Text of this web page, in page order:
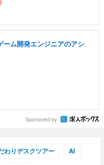
ム開発エンジニアのアシ
Sponsored by
わりデスクツアー AI